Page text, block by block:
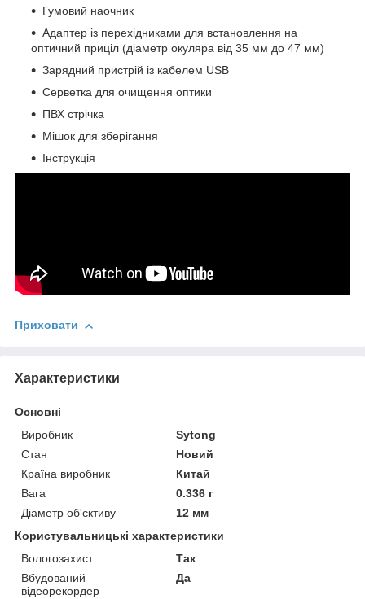
Гумовий наочник
Адаптер із перехідниками для встановлення на
оптичний приціл (діаметр окуляра від 35 мм до 47 мм)
Зарядний пристрій із кабелем USB
Серветка для очищення оптики
ПВХ стрічка
Мішок для зберігання
Інструкція
Приховати
Характеристики
Основні
Виробник
Sytong
Стан
Новий
Країна виробник
Китай
Вага
0.336 г
Діаметр об'єктиву
12 мм
Користувальницькі характеристики
Вологозахист
Так
Вбудований
відеорекордер
Да